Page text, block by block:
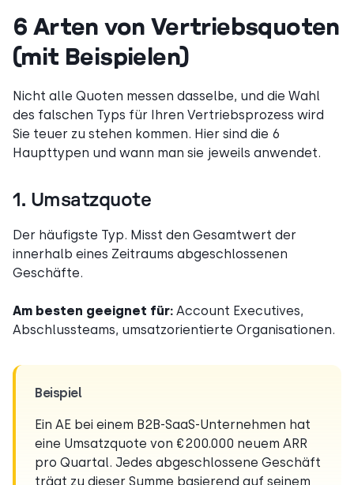
6 Arten von Vertriebsquoten
(mit Beispielen)
Nicht alle Quoten messen dasselbe, und die Wahl
des falschen Typs für Ihren Vertriebsprozess wird
Sie teuer zu stehen kommen. Hier sind die 6
Haupttypen und wann man sie jeweils anwendet.
1. Umsatzquote
Der häufigste Typ. Misst den Gesamtwert der
innerhalb eines Zeitraums abgeschlossenen
Geschäfte.
Am besten geeignet für: Account Executives,
Abschlussteams, umsatzorientierte Organisationen.
Beispiel
Ein AE bei einem B2B-SaaS-Unternehmen hat
eine Umsatzquote von €200.000 neuem ARR
pro Quartal. Jedes abgeschlossene Geschäft
trägt zu dieser Summe basierend auf seinem